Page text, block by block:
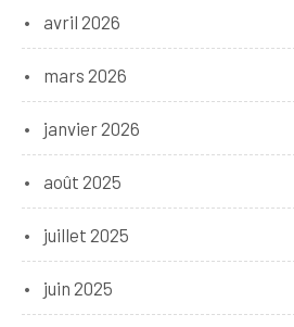
avril 2026
mars 2026
janvier 2026
août 2025
juillet 2025
juin 2025